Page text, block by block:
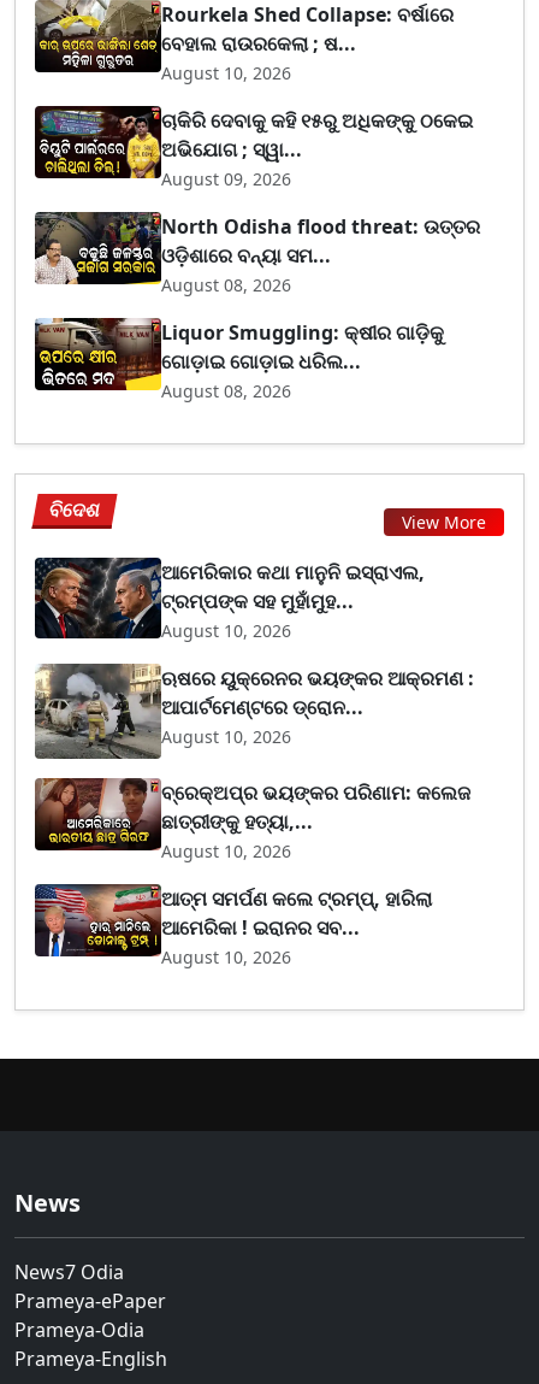
Rourkela Shed Collapse: ବର୍ଷାରେ
ବେହାଲ ରାଉରକେଲା ; ଷ...
August 10, 2026
ଚାକିରି ଦେବାକୁ କହି ୧୫ରୁ ଅଧିକଙ୍କୁ ଠକେଇ
ଅଭିଯୋଗ ; ସ୍ୱା...
August 09, 2026
North Odisha flood threat: ଉତ୍ତର
ଓଡ଼ିଶାରେ ବନ୍ୟା ସମ...
August 08, 2026
Liquor Smuggling: କ୍ଷୀର ଗାଡ଼ିକୁ
ଗୋଡ଼ାଇ ଗୋଡ଼ାଇ ଧରିଲ...
August 08, 2026
ବିଦେଶ View More
ଆମେରିକାର କଥା ମାନୁନି ଇସ୍ରାଏଲ,
ଟ୍ରମ୍ପଙ୍କ ସହ ମୁହାଁମୁହ...
August 10, 2026
ଋଷରେ ୟୁକ୍ରେନର ଭୟଙ୍କର ଆକ୍ରମଣ :
ଆପାର୍ଟମେଣ୍ଟରେ ଡ୍ରୋନ...
August 10, 2026
ବ୍ରେକ୍ଅପ୍‌ର ଭୟଙ୍କର ପରିଣାମ: କଲେଜ
ଛାତ୍ରୀଙ୍କୁ ହତ୍ୟା,...
August 10, 2026
ଆତ୍ମ ସମର୍ପଣ କଲେ ଟ୍ରମ୍ପ୍, ହାରିଲା
ଆମେରିକା ! ଇରାନର ସବ...
August 10, 2026
News
News7 Odia
Prameya-ePaper
Prameya-Odia
Prameya-English